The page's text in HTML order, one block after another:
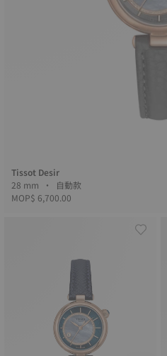
Tissot Desir
28 mm • 自動款
MOP$ 6,700.00